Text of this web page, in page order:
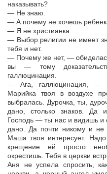
наказывать?
— Не знаю.
— А почему не хочешь
— Я не христианка.
— Выбор религии не имеет
тебя и нет.
— Почему же нет, —
вы — тому
галлюцинация.
— Ага, галлюцинация, —
Марийка твоя в воздухе
выбралась. Дурочка, ты,
дано, столько знаков. Да
Господь — ты нас и видишь
дано. Да почти никому и
Маша твоя интересует.
крещение ей просто
окрестишь. Тебя в церкви
Аня не успела спросить,